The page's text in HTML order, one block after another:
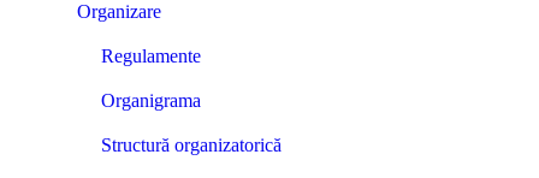
Organizare
Regulamente
Organigrama
Structură organizatorică